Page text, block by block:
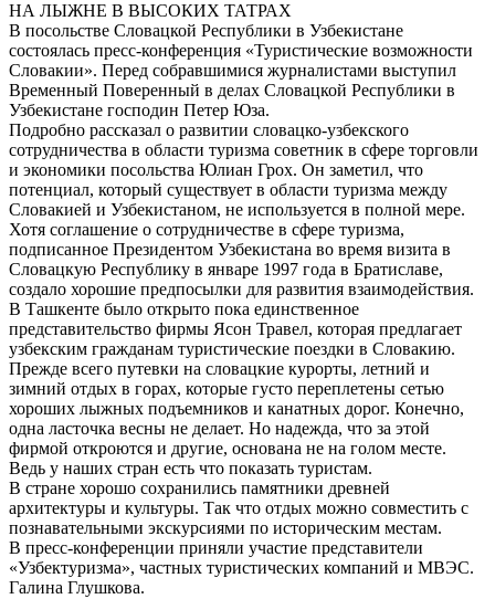
НА ЛЫЖНЕ В ВЫСОКИХ ТАТРАХ
В посольстве Словацкой Республики в Узбекистане
состоялась пресс-конференция «Туристические возможности
Словакии». Перед собравшимися журналистами выступил
Временный Поверенный в делах Словацкой Республики в
Узбекистане господин Петер Юза.
Подробно рассказал о развитии словацко-узбекского
сотрудничества в области туризма советник в сфере торговли
и экономики посольства Юлиан Грох. Он заметил, что
потенциал, который существует в области туризма между
Словакией и Узбекистаном, не используется в полной мере.
Хотя соглашение о сотрудничестве в сфере туризма,
подписанное Президентом Узбекистана во время визита в
Словацкую Республику в январе 1997 года в Братиславе,
создало хорошие предпосылки для развития взаимодействия.
В Ташкенте было открыто пока единственное
представительство фирмы Ясон Травел, которая предлагает
узбекским гражданам туристические поездки в Словакию.
Прежде всего путевки на словацкие курорты, летний и
зимний отдых в горах, которые густо переплетены сетью
хороших лыжных подъемников и канатных дорог. Конечно,
одна ласточка весны не делает. Но надежда, что за этой
фирмой откроются и другие, основана не на голом месте.
Ведь у наших стран есть что показать туристам.
В стране хорошо сохранились памятники древней
архитектуры и культуры. Так что отдых можно совместить с
познавательными экскурсиями по историческим местам.
В пресс-конференции приняли участие представители
«Узбектуризма», частных туристических компаний и МВЭС.
Галина Глушкова.